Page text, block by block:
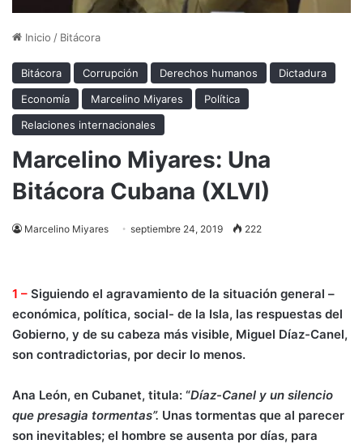
Inicio / Bitácora
Bitácora Corrupción Derechos humanos
Dictadura
Economía
Marcelino Miyares
Política
Relaciones internacionales
Marcelino Miyares: Una
Bitácora Cubana (XLVI)
Marcelino Miyares septiembre 24, 2019 222
1 – Siguiendo el agravamiento de la situación general –
económica, política, social- de la Isla, las respuestas del
Gobierno, y de su cabeza más visible, Miguel Díaz-Canel,
son contradictorias, por decir lo menos.
Ana León, en Cubanet, titula: “Díaz-Canel y un silencio
que presagia tormentas”. Unas tormentas que al parecer
son inevitables; el hombre se ausenta por días, para